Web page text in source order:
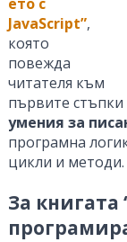
JavaScript”,
която
повежда
читателя към
първите
умения за
програмна
цикли и методи.
За книгата